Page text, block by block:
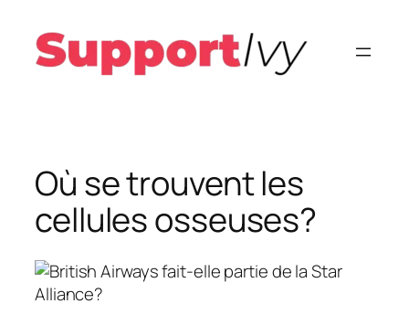
contenu
Où se trouvent les
cellules osseuses?